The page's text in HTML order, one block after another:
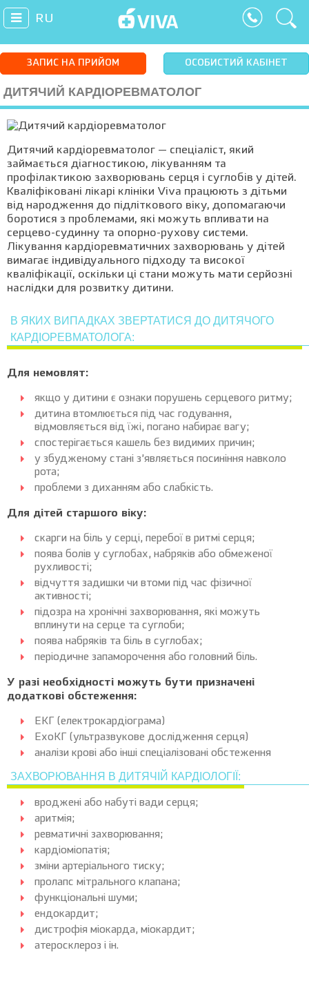
RU
ЗАПИС НА ПРИЙОМ ОСОБИСТИЙ КАБІНЕТ
ДИТЯЧИЙ КАРДІОРЕВМАТОЛОГ
Дитячий кардіоревматолог — спеціаліст, який
займається діагностикою, лікуванням та
профілактикою захворювань серця і суглобів у дітей.
Кваліфіковані лікарі клініки Viva працюють з дітьми
від народження до підліткового віку, допомагаючи
боротися з проблемами, які можуть впливати на
серцево-судинну та опорно-рухову системи.
Лікування кардіоревматичних захворювань у дітей
вимагає індивідуального підходу та високої
кваліфікації, оскільки ці стани можуть мати серйозні
наслідки для розвитку дитини.
В ЯКИХ ВИПАДКАХ ЗВЕРТАТИСЯ ДО ДИТЯЧОГО
КАРДІОРЕВМАТОЛОГА:
Для немовлят:
якщо у дитини є ознаки порушень серцевого ритму;
дитина втомлюється під час годування,
відмовляється від їжі, погано набирає вагу;
спостерігається кашель без видимих причин;
у збудженому стані з’являється посиніння навколо
рота;
проблеми з диханням або слабкість.
Для дітей старшого віку:
скарги на біль у серці, перебої в ритмі серця;
поява болів у суглобах, набряків або обмеженої
рухливості;
відчуття задишки чи втоми під час фізичної
активності;
підозра на хронічні захворювання, які можуть
вплинути на серце та суглоби;
поява набряків та біль в суглобах;
періодичне запаморочення або головний біль.
У разі необхідності можуть бути призначені
додаткові обстеження:
ЕКГ (електрокардіограма)
ЕхоКГ (ультразвукове дослідження серця)
аналізи крові або інші спеціалізовані обстеження
ЗАХВОРЮВАННЯ В ДИТЯЧІЙ КАРДІОЛОГІЇ:
вроджені або набуті вади серця;
аритмія;
ревматичні захворювання;
кардіоміопатія;
зміни артеріального тиску;
пролапс мітрального клапана;
функціональні шуми;
ендокардит;
дистрофія міокарда, міокардит;
атеросклероз і ін.